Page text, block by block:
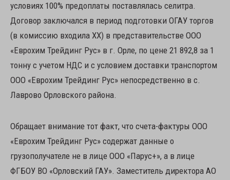
условиях 100% предоплаты поставлялась селитра.
Договор заключался в период подготовки ОГАУ торгов
(в комиссию входила ХХ) в представительстве ООО
«Еврохим Трейдинг Рус» в г. Орле, по цене 21 892,8 за 1
тонну с учетом НДС и с условием доставки транспортом
ООО «Еврохим Трейдинг Рус» непосредственно в с.
Лаврово Орловского района.
Обращает внимание тот факт, что счета-фактуры ООО
«Еврохим Трейдинг Рус» содержат данные о
грузополучателе не в лице ООО «Парус+», а в лице
ФГБОУ ВО «Орловский ГАУ». Заместитель директора АО